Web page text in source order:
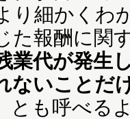
り細かくわ
た報酬に関
業代が発生
ないことだ
とも呼べる